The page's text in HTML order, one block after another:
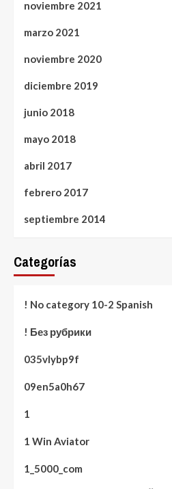
noviembre 2021
marzo 2021
noviembre 2020
diciembre 2019
junio 2018
mayo 2018
abril 2017
febrero 2017
septiembre 2014
Categorías
! No category 10-2 Spanish
! Без рубрики
035vlybp9f
09en5a0h67
1
1 Win Aviator
1_5000_com